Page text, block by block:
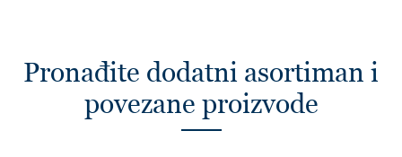
Pronađite dodatni asortiman i
povezane proizvode